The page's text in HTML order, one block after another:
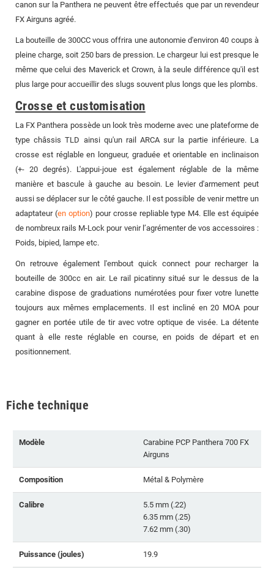
canon sur la Panthera ne peuvent être effectués que par un revendeur
FX Airguns agréé.
La bouteille de 300CC vous offrira une autonomie d'environ 40 coups à
pleine charge, soit 250 bars de pression. Le chargeur lui est presque le
même que celui des Maverick et Crown, à la seule différence qu'il est
plus large pour accueillir des slugs souvent plus longs que les plombs.
Crosse et customisation
La FX Panthera possède un look très moderne avec une plateforme de
type châssis TLD ainsi qu'un rail ARCA sur la partie inférieure. La
crosse est réglable en longueur, graduée et orientable en inclinaison
(+- 20 degrés). L'appui-joue est également réglable de la même
manière et bascule à gauche au besoin. Le levier d'armement peut
aussi se déplacer sur le côté gauche. Il est possible de venir mettre un
adaptateur (en option) pour crosse repliable type M4. Elle est équipée
de nombreux rails M-Lock pour venir l’agrémenter de vos accessoires :
Poids, bipied, lampe etc.
On retrouve également l'embout quick connect pour recharger la
bouteille de 300cc en air. Le rail picatinny situé sur le dessus de la
carabine dispose de graduations numérotées pour fixer votre lunette
toujours aux mêmes emplacements. Il est incliné en 20 MOA pour
gagner en portée utile de tir avec votre optique de visée. La détente
quant à elle reste réglable en course, en poids de départ et en
positionnement.
Fiche technique
Modèle
Carabine PCP Panthera 700 FX
Airguns
Composition Métal & Polymère
Calibre
5.5 mm (.22)
6.35 mm (.25)
7.62 mm (.30)
Puissance (joules) 19.9